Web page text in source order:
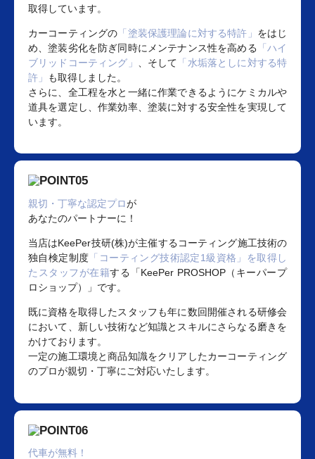
取得しています。
カーコーティングの 「塗装保護理論に対する特許」 をはじ
め、塗装劣化を防ぎ同時にメンテナンス性を高める
「ハイ
ブリッドコーティング」
、そして 「水垢落としに対する特
許」
も取得しました。
さらに、全工程を水と一緒に作業できるようにケミカルや
道具を選定し、作業効率、塗装に対する安全性を実現して
います。
親切・丁寧な認定プロが
あなたのパートナーに！
当店はKeePer技研(株)が主催するコーティング施工技術の
独自検定制度 「コーティング技術認定1級資格」を取得し
たスタッフが在籍する「KeePer PROSHOP（キーパープ
ロショップ）」です。
既に資格を取得したスタッフも年に数回開催される研修会
において、新しい技術など知識とスキルにさらなる磨きを
かけております。
一定の施工環境と商品知識をクリアしたカーコーティング
のプロが親切・丁寧にご対応いたします。
代車が無料！